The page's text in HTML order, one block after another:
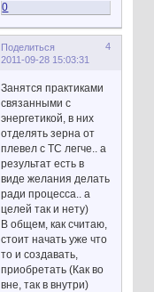
0
Поделиться
4
2011-09-28 15:03:31
Занятся практиками
связанными с
энергетикой, в них
отделять зерна от
плевел с ТС легче.. а
результат есть в
виде желания делать
ради процесса.. а
целей так и нету)
В общем, как считаю,
стоит начать уже что
то и создавать,
приобретать (Как во
вне, так в внутри)